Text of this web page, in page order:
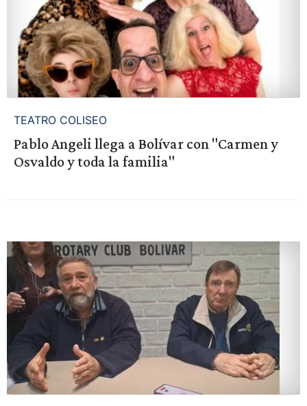
TEATRO COLISEO
Pablo Angeli llega a Bolívar con "Carmen y
Osvaldo y toda la familia"